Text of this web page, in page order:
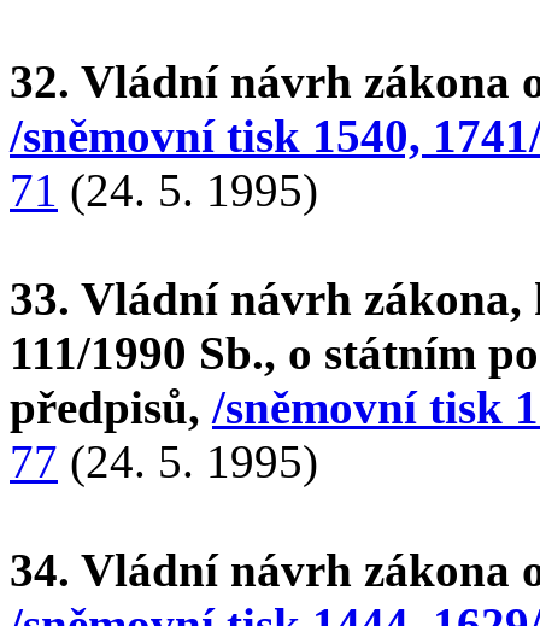
32. Vládní návrh zákona
/sněmovní tisk 1540,
71 (24. 5. 1995)
33. Vládní návrh zákona,
111/1990 Sb., o státním
předpisů, /sněmovní tisk
77 (24. 5. 1995)
34. Vládní návrh zákona